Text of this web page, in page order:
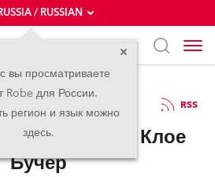
/ RUSSIAN
вы просматриваете
Robe для России.
регион и язык можно
здесь.
08.07.2020 RSS
в изоляции: Клое
Бучер